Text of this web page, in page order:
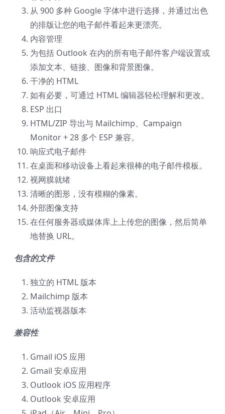
从 900 多种 Google 字体中进行选择，并通过出色
的排版让您的电子邮件看起来更漂亮。
内容管理
为包括 Outlook 在内的所有电子邮件客户端设置或
添加文本、链接、图像和背景图像。
干净的 HTML
如有必要，可通过 HTML 编辑器轻松理解和更改。
ESP 出口
HTML/ZIP 导出与 Mailchimp、Campaign
Monitor + 28 多个 ESP 兼容。
响应式电子邮件
在桌面和移动设备上看起来很棒的电子邮件模板。
视网膜就绪
清晰的图形，没有模糊的像素。
外部图像支持
在任何服务器或媒体库上上传您的图像，然后简单
地替换 URL。
包含的文件
独立的 HTML 版本
Mailchimp 版本
活动监视器版本
兼容性
Gmail iOS 应用
Gmail 安卓应用
Outlook iOS 应用程序
Outlook 安卓应用